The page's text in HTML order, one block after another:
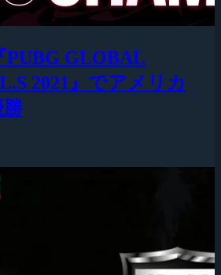
PUBG GLOBAL
2021』でアメリカ
勝